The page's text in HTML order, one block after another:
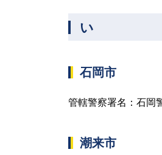
い
石岡市
管轄警察署名：石岡
潮来市